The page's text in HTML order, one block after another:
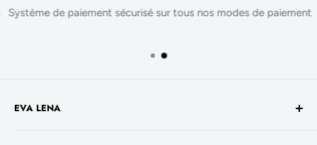
Système de paiement sécurisé sur tous nos modes de paiement
EVA LENA